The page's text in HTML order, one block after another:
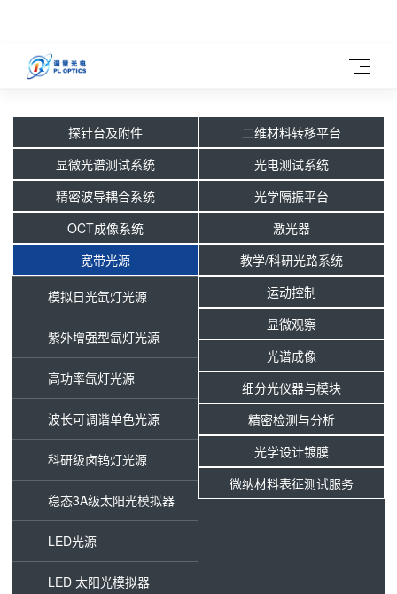
探针台及附件
二维材料转移平台
显微光谱测试系统
光电测试系统
精密波导耦合系统
光学隔振平台
OCT成像系统
激光器
宽带光源
模拟日光氙灯光源
紫外增强型氙灯光源
高功率氙灯光源
波长可调谐单色光源
科研级卤钨灯光源
稳态3A级太阳光模拟器
LED光源
LED 太阳光模拟器
教学/科研光路系统
运动控制
显微观察
光谱成像
细分光仪器与模块
精密检测与分析
光学设计镀膜
微纳材料表征测试服务